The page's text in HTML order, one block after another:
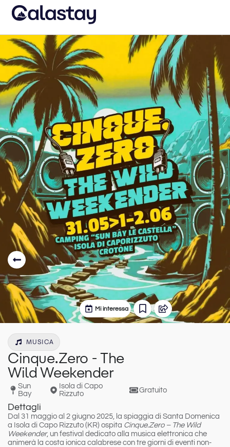
Mi interessa
MUSICA
Cinque.Zero - The
Wild Weekender
Sun
Bay
Isola di Capo
Rizzuto
Gratuito
Dettagli
Dal 31 maggio al 2 giugno 2025, la spiaggia di Santa Domenica
a Isola di Capo Rizzuto (KR) ospita Cinque.Zero – The Wild
Weekender, un festival dedicato alla musica elettronica che
animerà la costa ionica calabrese con tre giorni di eventi non-